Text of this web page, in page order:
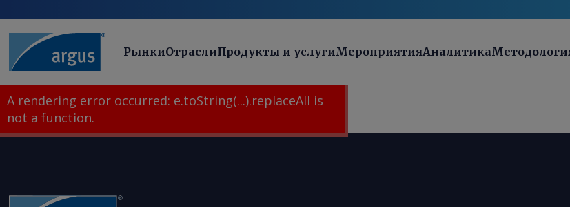
РынкиОтраслиПродукты и услугиМероприятияАналитика
A rendering error occurred: e.toString(...).replaceAll is
not a function.